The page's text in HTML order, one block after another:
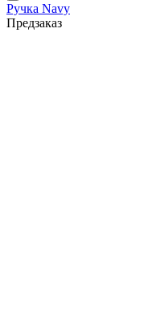
Ручка Navy
Предзаказ